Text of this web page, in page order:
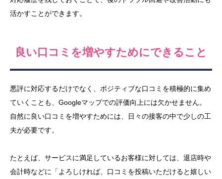
活かすことができます。
良い口コミを増やすためにできること
悪評に対応するだけでなく、ポジティブな口コミを積極的に集め
ていくことも、Googleマップでの評価向上には欠かせません。
自然に良い口コミを増やすためには、日々の接客の中で少しの工
夫が必要です。
たとえば、サービスに満足しているお客様に対しては、退店時や
会計時などに「よろしければ、口コミを投稿いただけると嬉しい